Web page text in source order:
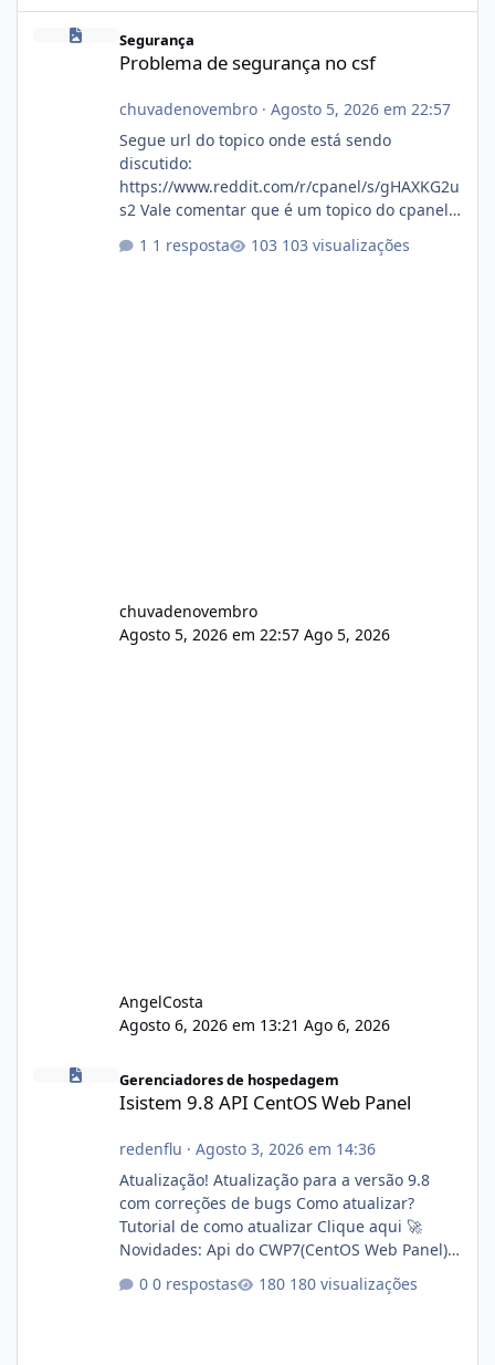
Problema de segurança no csf
Segurança
Problema de segurança no csf
chuvadenovembro· Agosto 5, 2026 em 22:57
Segue url do topico onde está sendo
discutido:
https://www.reddit.com/r/cpanel/s/gHAXKG2u
s2 Vale comentar que é um topico do cpanel...
1 resposta 103 visualizações
chuvadenovembro
Agosto 5, 2026 em 22:57 Ago 5, 2026
AngelCosta
Agosto 6, 2026 em 13:21 Ago 6, 2026
Gerenciadores de hospedagem
Isistem 9.8 API CentOS Web Panel
redenflu · Agosto 3, 2026 em 14:36
Atualização! Atualização para a versão 9.8
com correções de bugs Como atualizar?
Tutorial de como atualizar Clique aqui 🚀
Novidades: Api do CWP7(CentOS Web Panel)
autorizado a usasr o isistem:
0 respostas 180 visualizações